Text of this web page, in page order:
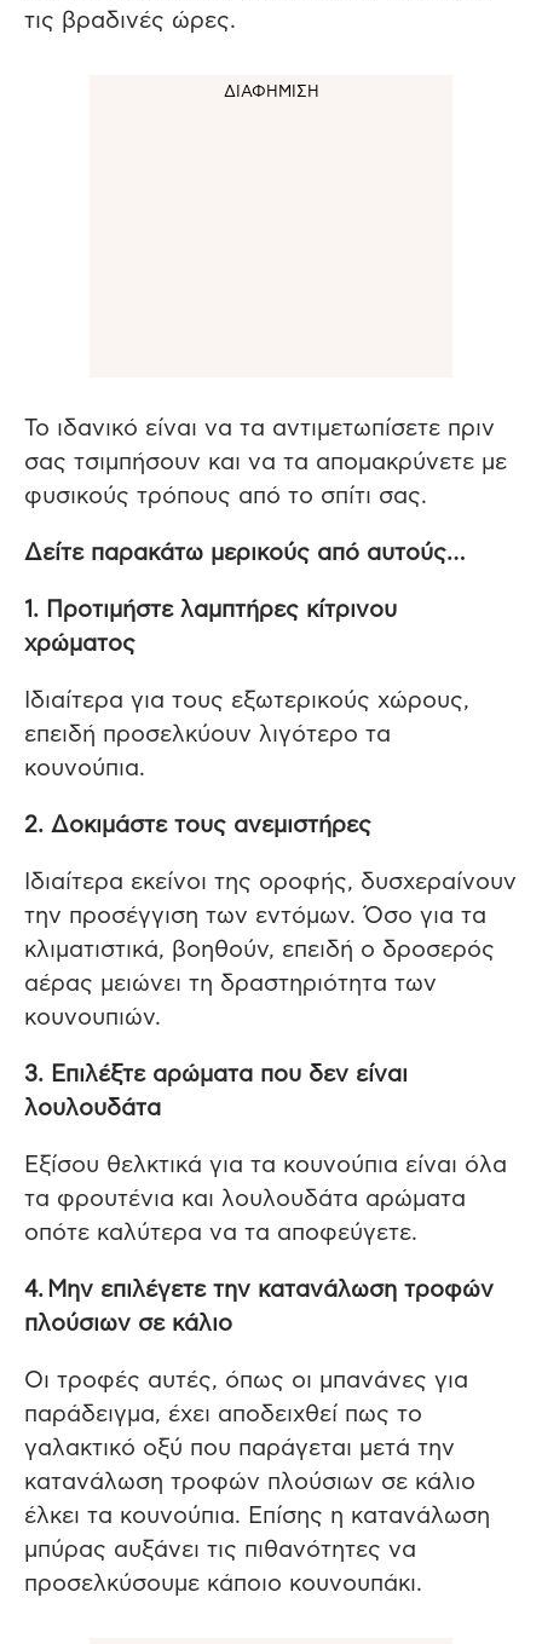
τις βραδινές ώρες.
Το ιδανικό είναι να τα αντιμετωπίσετε πριν
σας τσιμπήσουν και να τα απομακρύνετε με
φυσικούς τρόπους από το σπίτι σας.
Δείτε παρακάτω μερικούς από αυτούς…
1. Προτιμήστε λαμπτήρες κίτρινου
χρώματος
Ιδιαίτερα για τους εξωτερικούς χώρους,
επειδή προσελκύουν λιγότερο τα
κουνούπια.
2. Δοκιμάστε τους ανεμιστήρες
Ιδιαίτερα εκείνοι της οροφής, δυσχεραίνουν
την προσέγγιση των εντόμων. Όσο για τα
κλιματιστικά, βοηθούν, επειδή ο δροσερός
αέρας μειώνει τη δραστηριότητα των
κουνουπιών.
3. Επιλέξτε αρώματα που δεν είναι
λουλουδάτα
Εξίσου θελκτικά για τα κουνούπια είναι όλα
τα φρουτένια και λουλουδάτα αρώματα
οπότε καλύτερα να τα αποφεύγετε.
4. Μην επιλέγετε την κατανάλωση τροφών
πλούσιων σε κάλιο
Οι τροφές αυτές, όπως οι μπανάνες για
παράδειγμα, έχει αποδειχθεί πως το
γαλακτικό οξύ που παράγεται μετά την
κατανάλωση τροφών πλούσιων σε κάλιο
έλκει τα κουνούπια. Επίσης η κατανάλωση
μπύρας αυξάνει τις πιθανότητες να
προσελκύσουμε κάποιο κουνουπάκι.